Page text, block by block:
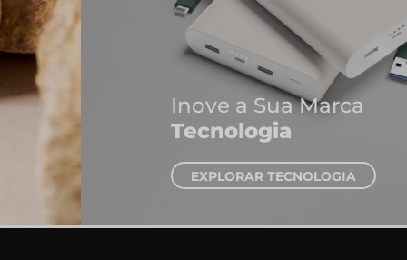
Inove a Sua Marca
Tecnologia
EXPLORAR TECNOLOGIA